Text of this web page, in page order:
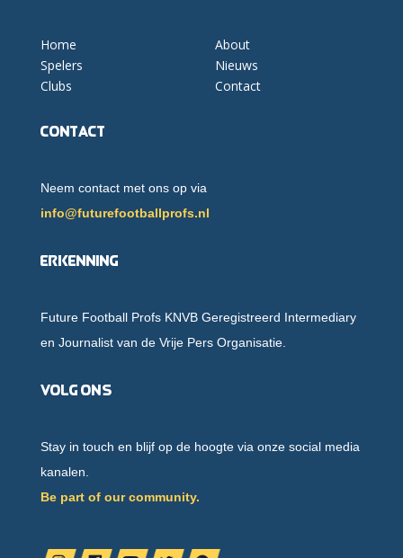
Home
Spelers
Clubs
About
Nieuws
Contact
Contact
Neem contact met ons op via
info@futurefootballprofs.nl
Erkenning
Future Football Profs KNVB Geregistreerd Intermediary
en Journalist van de Vrije Pers Organisatie.
Volg ons
Stay in touch en blijf op de hoogte via onze social media
kanalen.
Be part of our community.